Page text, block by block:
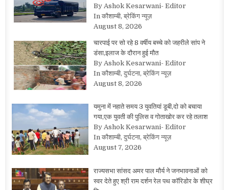
By Ashok Kesarwani- Editor
In कौशाम्बी, ब्रेकिंग न्यूज़
August 8, 2026
चारपाई पर सो रहे 8 वर्षीय बच्चे को जहरीले सांप ने
डंसा,इलाज के दौरान हुई मौत
By Ashok Kesarwani- Editor
In कौशाम्बी, दुर्घटना, ब्रेकिंग न्यूज़
August 8, 2026
यमुना में नहाते समय 3 युवतियां डूबी,दो को बचाया
गया,एक युवती की पुलिस व गोताखोर कर रहे तलाश
By Ashok Kesarwani- Editor
In कौशाम्बी, दुर्घटना, ब्रेकिंग न्यूज़
August 7, 2026
राज्यसभा सांसद अमर पाल मौर्य ने जनभावनाओं को
स्वर देते हुए श्री राम दर्शन रेल पथ कॉरिडोर के शीघ्र